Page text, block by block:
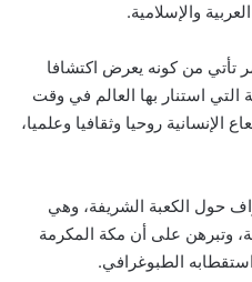
والإسلامية.
تأتي من كونه يعرض اكتشافا
التي استنار بها العالم في وقت
روحيا وثقافيا وعلميا،
حول الكعبة الشريفة، وهي
وتبرهن على أن مكة المكرمة
الطبوغرافي.